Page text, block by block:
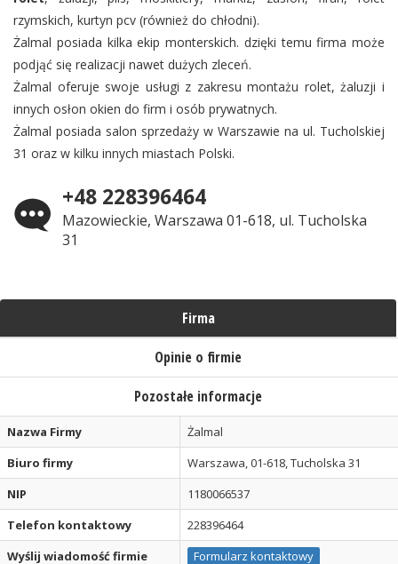
rzymskich, kurtyn pcv (również do chłodni).
Żalmal posiada kilka ekip monterskich. dzięki temu firma może
podjąć się realizacji nawet dużych zleceń.
Żalmal oferuje swoje usługi z zakresu montażu rolet, żaluzji i
innych osłon okien do firm i osób prywatnych.
Żalmal posiada salon sprzedaży w Warszawie na ul. Tucholskiej
31 oraz w kilku innych miastach Polski.
+48 228396464
Mazowieckie, Warszawa 01-618, ul. Tucholska
31
Firma
Opinie o firmie
Pozostałe informacje
Nazwa Firmy
Żalmal
Biuro firmy
Warszawa, 01-618, Tucholska 31
NIP
1180066537
Telefon kontaktowy
228396464
Wyślij wiadomość firmie
Formularz kontaktowy